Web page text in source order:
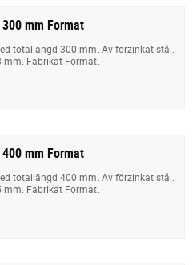
mm Format
totallängd 300 mm. Av förzinkat stål.
Fabrikat Format.
mm Format
totallängd 400 mm. Av förzinkat stål.
Fabrikat Format.